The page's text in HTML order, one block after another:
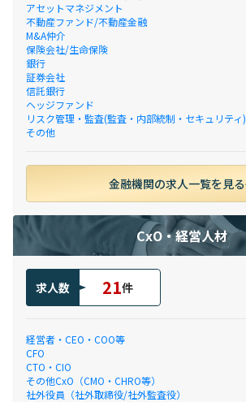
アセットマネジメント
不動産ファンド/不動産金融
M&A仲介
保険会社/生命保険
銀行
証券会社
信託銀行
ヘッジファンド
リスク管理・監査(監査・内部統制・セキュリティ)
その他
金融機関の求人一覧を見る
CxO・経営人材
求人数 21件
経営者・CEO・COO等
CFO
CTO・CIO
その他CxO（CMO・CHRO等）
社外役員（社外取締役/社外監査役）